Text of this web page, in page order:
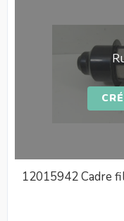
12015942 Cadre